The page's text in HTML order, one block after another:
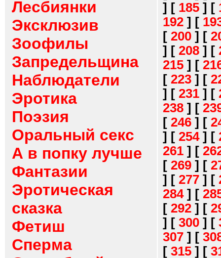
Лесбиянки
Эксклюзив
Зоофилы
Запредельщина
Наблюдатели
Эротика
Поэзия
Оральный секс
А в попку лучше
Фантазии
Эротическая
сказка
Фетиш
Сперма
] [ 185 ] [
192 ] [
[ 200 ] [
] [ 208 ] [
215 ] [
[ 223 ] [
] [ 231 ] [
238 ] [
[ 246 ] [
] [ 254] [
261 ] [
[ 269 ] [
] [ 277 ] [
284] [
[ 292 ] [
] [ 300 ] [
307 ] [
[ 315 ] [